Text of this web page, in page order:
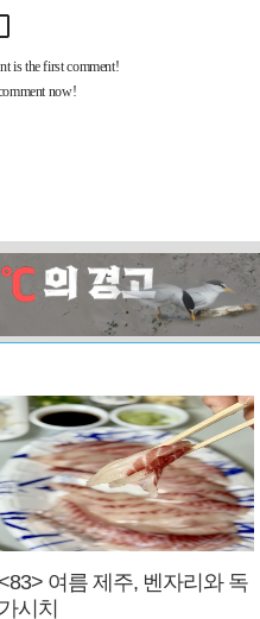
<83> 여름 제주, 벤자리와 독
가시치